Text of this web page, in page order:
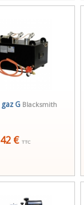
G Blacksmith
€ TTC